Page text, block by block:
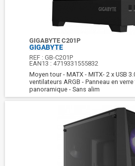
GIGABYTE C201P
GIGABYTE
REF :GB-C201P
EAN13 : 4719331555832
Moyen tour - MATX - MITX- 2 x USB
ventilateurs ARGB - Panneau en
panoramique - Sans alim